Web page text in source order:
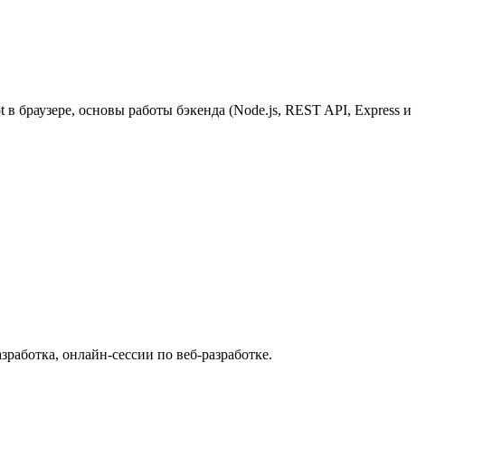
браузере, основы работы бэкенда (Node.js, REST API, Express и
онлайн-сессии по веб-разработке.